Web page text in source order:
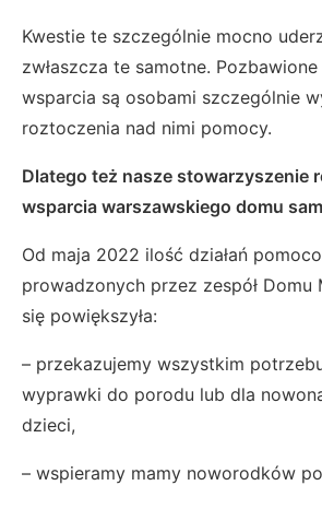
Kwestie te szczególnie mocno
zwłaszcza te samotne.
wsparcia są osobami szczególnie
roztoczenia nad nimi pomocy.
Dlatego też nasze stowarzyszenie
wsparcia warszawskiego domu
Od maja 2022 ilość działań
prowadzonych przez zespół Domu
się powiększyła:
– przekazujemy wszystkim
wyprawki do porodu lub dla
dzieci,
– wspieramy mamy noworodków